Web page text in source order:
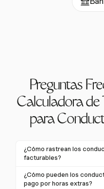
Preguntas
Calculadora de
para
¿Cómo rastrean los
facturables?
Los conductores de
facturables utilizando
¿Cómo pueden los
pago por horas extras?